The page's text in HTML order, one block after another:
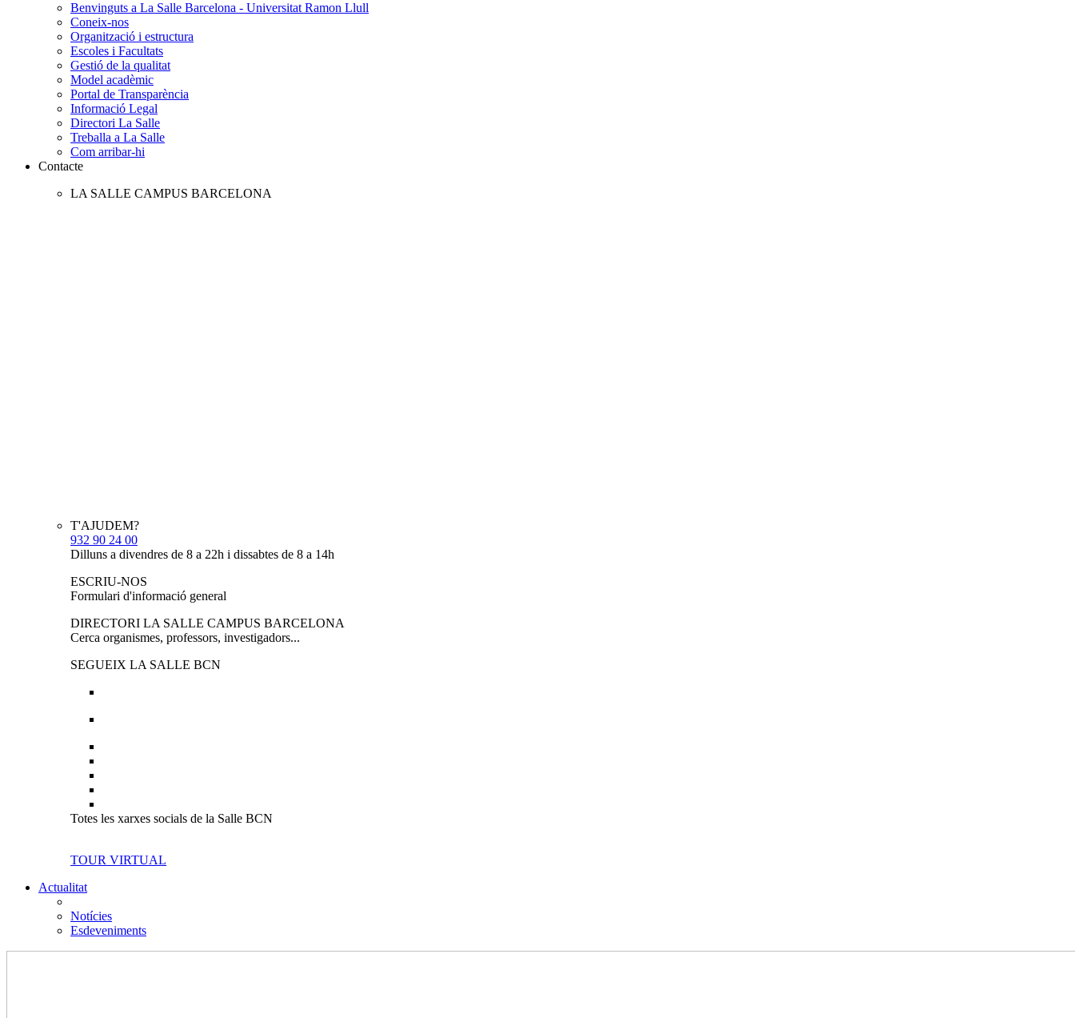
Benvinguts a La Salle Barcelona - Universitat Ramon Llull
Coneix-nos
Organització i estructura
Escoles i Facultats
Gestió de la qualitat
Model acadèmic
Portal de Transparència
Informació Legal
Directori La Salle
Treballa a La Salle
Com arribar-hi
Contacte
LA SALLE CAMPUS BARCELONA
T'AJUDEM?
932 90 24 00
Dilluns a divendres de 8 a 22h i dissabtes de 8 a 14h
ESCRIU-NOS
Formulari d'informació general
DIRECTORI LA SALLE CAMPUS BARCELONA
Cerca organismes, professors, investigadors...
SEGUEIX LA SALLE BCN
Totes les xarxes socials de la Salle BCN
TOUR VIRTUAL
Actualitat
Notícies
Esdeveniments